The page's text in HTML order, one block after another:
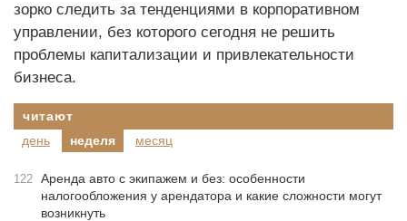
зорко следить за тенденциями в корпоративном
управлении, без которого сегодня не решить
проблемы капитализации и привлекательности
бизнеса.
читают
день
неделя месяц
122 Аренда авто с экипажем и без: особенности
налогообложения у арендатора и какие сложности могут
возникнуть